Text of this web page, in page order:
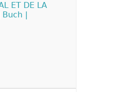
ET DE LA
| Buch |